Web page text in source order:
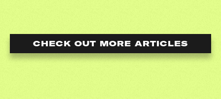
CHECK OUT MORE ARTICLES